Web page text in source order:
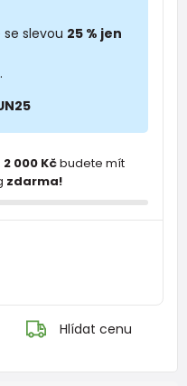
slevou 25 % jen
2 000 Kčbudete mít
zdarma!
Hlídat cenu